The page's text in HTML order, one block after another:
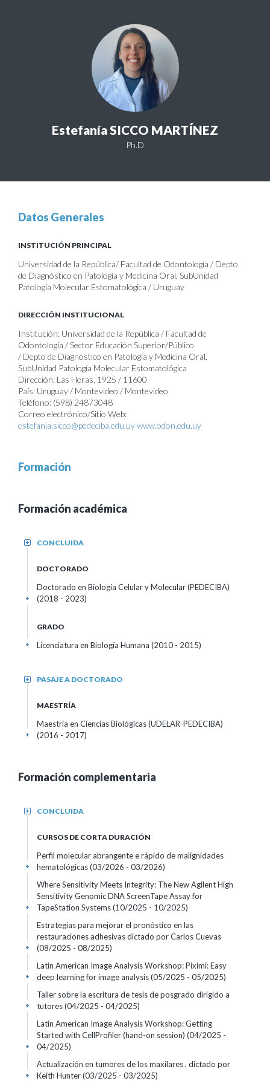
Estefanía SICCO MARTÍNEZ
Ph.D
Datos Generales
INSTITUCIÓN PRINCIPAL
Universidad de la República/ Facultad de Odontología / Depto
de Diagnóstico en Patología y Medicina Oral, SubUnidad
Patología Molecular Estomatológica / Uruguay
DIRECCIÓN INSTITUCIONAL
Institución: Universidad de la República / Facultad de
Odontología / Sector Educación Superior/Público
/ Depto de Diagnóstico en Patología y Medicina Oral,
SubUnidad Patología Molecular Estomatológica
Dirección: Las Heras, 1925 / 11600
País: Uruguay / Montevideo / Montevideo
Teléfono: (598) 24873048
Correo electrónico/Sitio Web:
estefania.sicco@pedeciba.edu.uywww.odon.edu.uy
Formación
Formación académica
CONCLUIDA
+
DOCTORADO
Doctorado en Biología Celular y Molecular (PEDECIBA)
(2018 - 2023)
+
GRADO
Licenciatura en Biología Humana (2010 - 2015)
+
PASAJE A DOCTORADO
+
MAESTRÍA
Maestría en Ciencias Biológicas (UDELAR-PEDECIBA)
(2016 - 2017)
+
Formación complementaria
CONCLUIDA
+
CURSOS DE CORTA DURACIÓN
Perfil molecular abrangente e rápido de malignidades
hematológicas(03/2026 - 03/2026)
+
Where Sensitivity Meets Integrity: The New Agilent High
Sensitivity Genomic DNA ScreenTape Assay for
TapeStation Systems(10/2025 - 10/2025)
+
Estrategias para mejorar el pronóstico en las
restauraciones adhesivas dictado por Carlos Cuevas
(08/2025 - 08/2025)
+
Latin American Image Analysis Workshop: Piximi: Easy
deep learning for image analysis(05/2025 - 05/2025)
+
Taller sobre la escritura de tesis de posgrado dirigido a
tutores(04/2025 - 04/2025)
+
Latin American Image Analysis Workshop: Getting
Started with CellProfiler (hand-on session) (04/2025 -
04/2025)
+
Actualización en tumores de los maxilares , dictado por
Keith Hunter(03/2025 - 03/2025)
+